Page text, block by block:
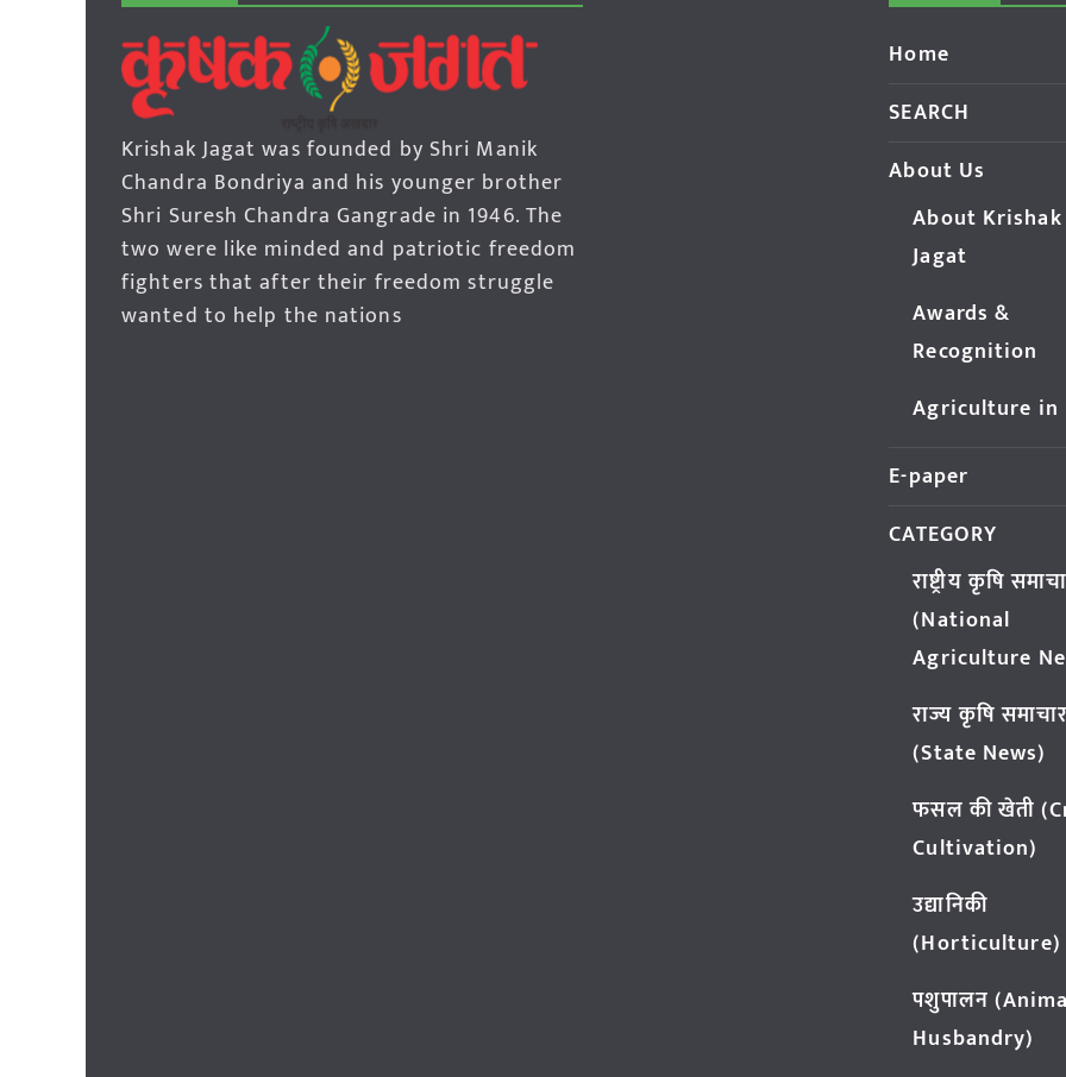
Krishak Jagat was founded by Shri Manik
Chandra Bondriya and his younger brother
Shri Suresh Chandra Gangrade in 1946. The
two were like minded and patriotic freedom
fighters that after their freedom struggle
wanted to help the nations
Home
SEARCH
About Us
About Krishak
Jagat
Awards &
Recognition
Agriculture in
E-paper
CATEGORY
राष्ट्रीय कृषि
(National
Agriculture
राज्य कृषि समाचार
(State News)
फसल की खेती
Cultivation)
उद्यानिकी
(Horticulture)
पशुपालन
Husbandry)